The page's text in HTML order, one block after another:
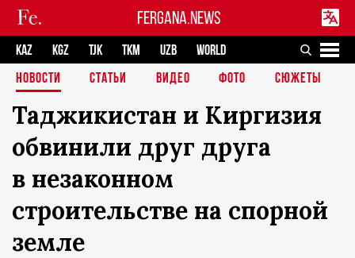
FERGANA.NEWS
KAZ KGZ TJK TKM UZB
WORLD
НОВОСТИ
СТАТЬИ ВИДЕО ФОТО СЮЖЕТЫ
Таджикистан и Киргизия
обвинили друг друга
в незаконном
строительстве на спорной
земле